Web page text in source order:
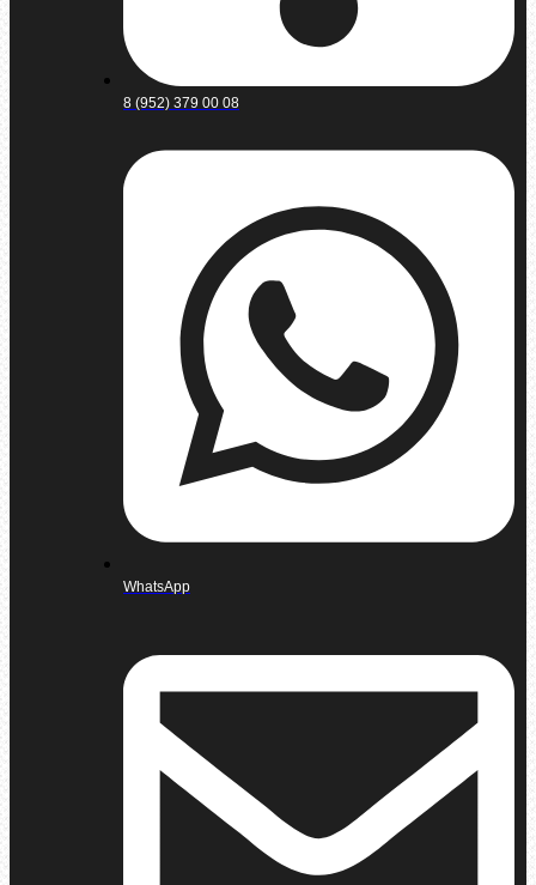
8 (952) 379 00 08
WhatsApp